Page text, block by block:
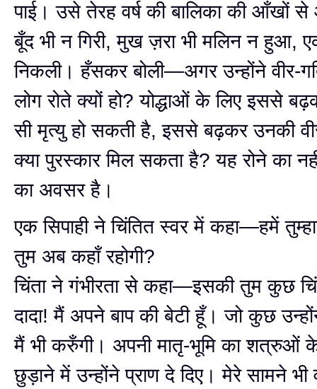
पाई। उसे तेरह वर्ष की बालिका की आँखों
बूँद भी न गिरी, मुख ज़रा भी मलिन न हुआ,
निकली। हँसकर बोली—अगर उन्होंने वीर-
लोग रोते क्यों हो? योद्धाओं के लिए इससे
सी मृत्यु हो सकती है, इससे बढ़कर उनकी
क्या पुरस्कार मिल सकता है? यह रोने का
का अवसर है।
एक सिपाही ने चिंतित स्वर में कहा—हमें
तुम अब कहाँ रहोगी?
चिंता ने गंभीरता से कहा—इसकी तुम कुछ
दादा! मैं अपने बाप की बेटी हूँ। जो कुछ
मैं भी करुँगी। अपनी मातृ-भूमि का शत्रुओं
छुड़ाने में उन्होंने प्राण दे दिए। मेरे सामने भी